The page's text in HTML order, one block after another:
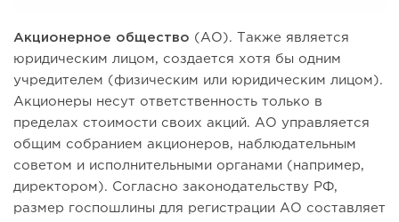
Акционерное общество (АО). Также является
юридическим лицом, создается хотя бы одним
учредителем (физическим или юридическим лицом).
Акционеры несут ответственность только в
пределах стоимости своих акций. АО управляется
общим собранием акционеров, наблюдательным
советом и исполнительными органами (например,
директором). Согласно законодательству РФ,
размер госпошлины для регистрации АО составляет